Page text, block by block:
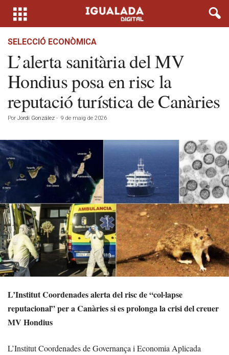
SELECCIÓ ECONÒMICA
L’alerta sanitària del MV
Hondius posa en risc la
reputació turística de Canàries
Por Jordi González - 9 de maig de 2026
L’Institut Coordenades alerta del risc de “col·lapse
reputacional” per a Canàries si es prolonga la crisi del creuer
MV Hondius
L’Institut Coordenades de Governança i Economia Aplicada